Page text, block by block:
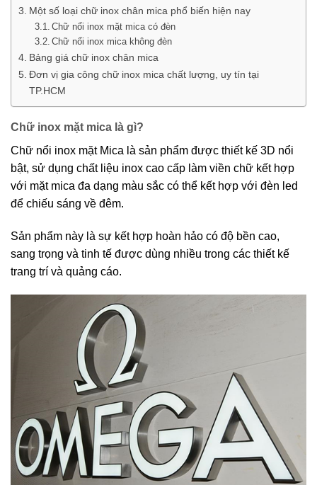
Một số loại chữ inox chân mica phổ biến hiện nay
Chữ nổi inox mặt mica có đèn
Chữ nổi inox mica không đèn
Bảng giá chữ inox chân mica
Đơn vị gia công chữ inox mica chất lượng, uy tín tại
TP.HCM
Chữ inox mặt mica là gì?
Chữ nổi inox mặt Mica là sản phẩm được thiết kế 3D nổi
bật, sử dụng chất liệu inox cao cấp làm viền chữ kết hợp
với mặt mica đa dạng màu sắc có thể kết hợp với đèn led
để chiếu sáng về đêm.
Sản phẩm này là sự kết hợp hoàn hảo có độ bền cao,
sang trọng và tinh tế được dùng nhiều trong các thiết kế
trang trí và quảng cáo.